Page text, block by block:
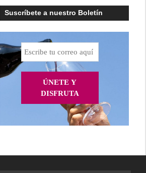
Suscríbete a nuestro Boletín